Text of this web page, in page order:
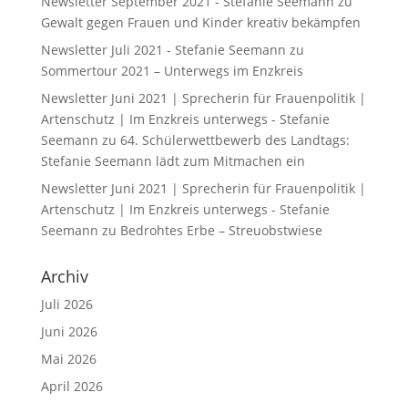
Gewalt gegen Frauen und Kinder kreativ bekämpfen
Newsletter Juli 2021 - Stefanie Seemann zu
Sommertour 2021 – Unterwegs im Enzkreis
Newsletter Juni 2021 | Sprecherin für Frauenpolitik |
Artenschutz | Im Enzkreis unterwegs - Stefanie
Seemann zu 64. Schülerwettbewerb des Landtags:
Stefanie Seemann lädt zum Mitmachen ein
Newsletter Juni 2021 | Sprecherin für Frauenpolitik |
Artenschutz | Im Enzkreis unterwegs - Stefanie
Seemann zu Bedrohtes Erbe – Streuobstwiese
Archiv
Juli 2026
Juni 2026
Mai 2026
April 2026